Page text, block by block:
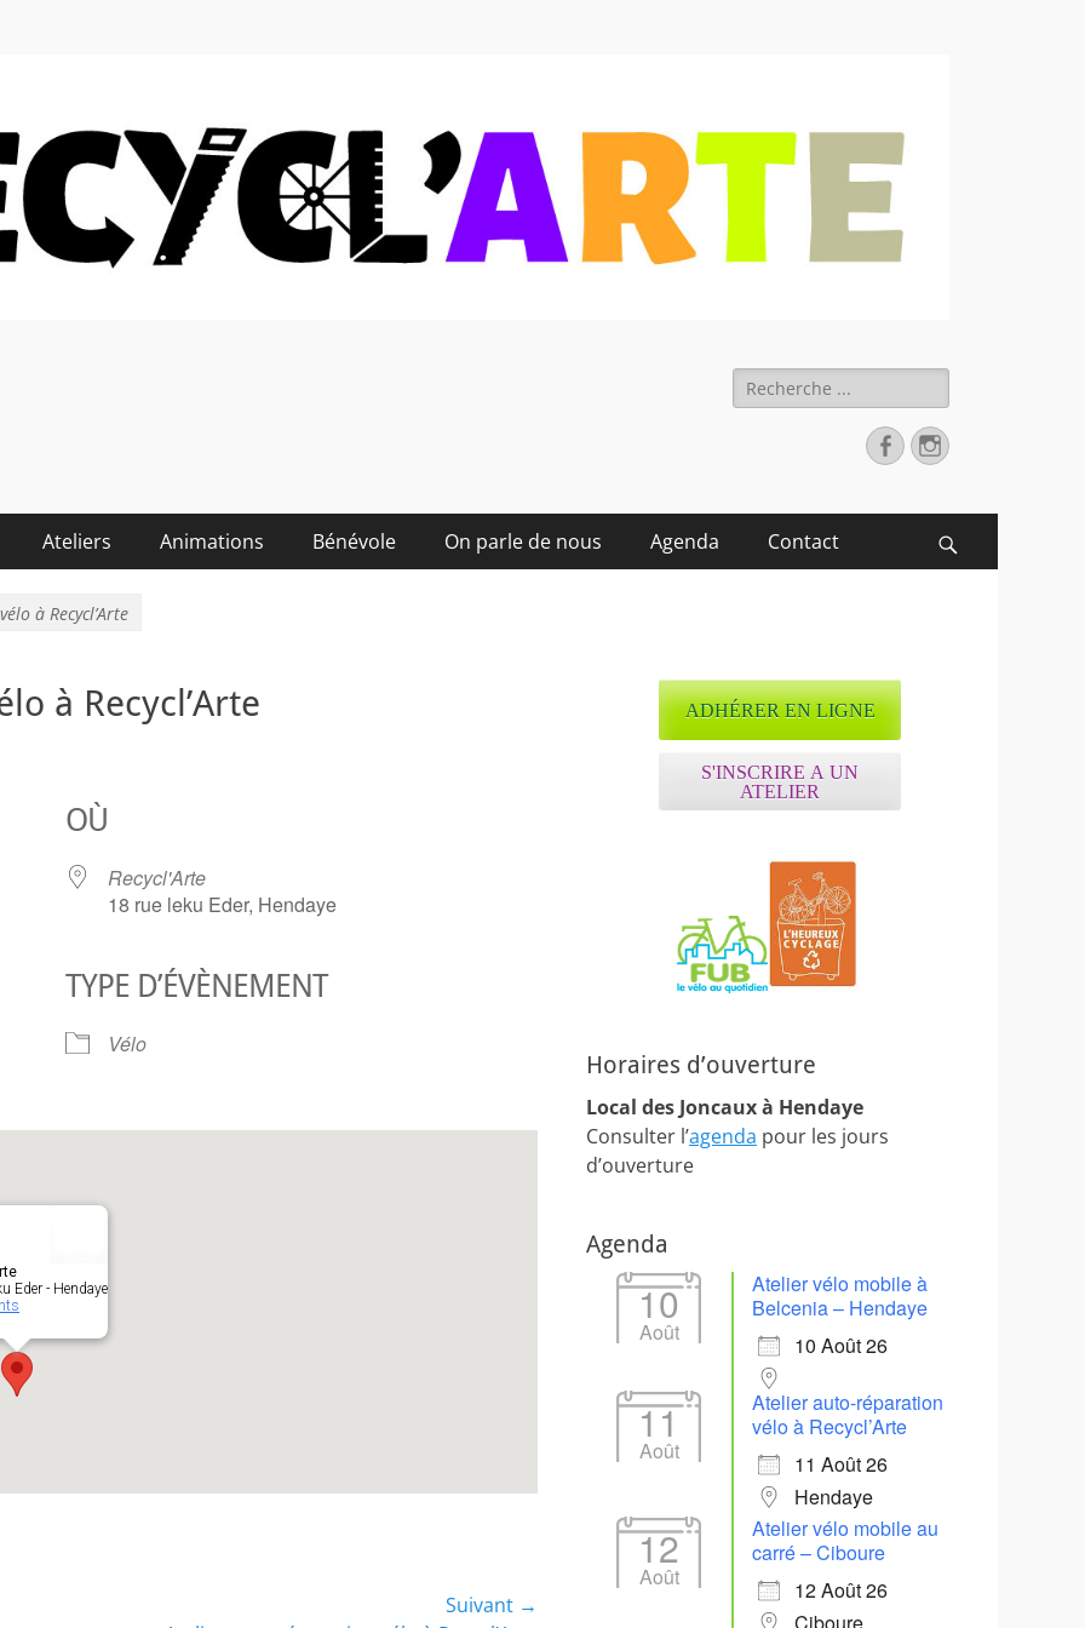
Rechercher :
FacebookInstagram
Ateliers Animations Bénévole On parle de nous Agenda Contact
à Recycl’Arte
à Recycl’Arte
Google
OÙ
Recycl'Arte
18 rue leku Eder, Hendaye
TYPE D’ÉVÈNEMENT
Vélo
Eder - Hendaye
Suivant →
ADHÉRER EN LIGNE
S'INSCRIRE A UN
ATELIER
Horaires d’ouverture
Local des Joncaux à Hendaye
Consulter l’agenda pour les jours
d’ouverture
Agenda
10
Août
Atelier vélo mobile à
Belcenia – Hendaye
10 Août 26
11
Août
Atelier auto-réparation
vélo à Recycl’Arte
11 Août 26
Hendaye
12
Août
Atelier vélo mobile au
carré – Ciboure
12 Août 26